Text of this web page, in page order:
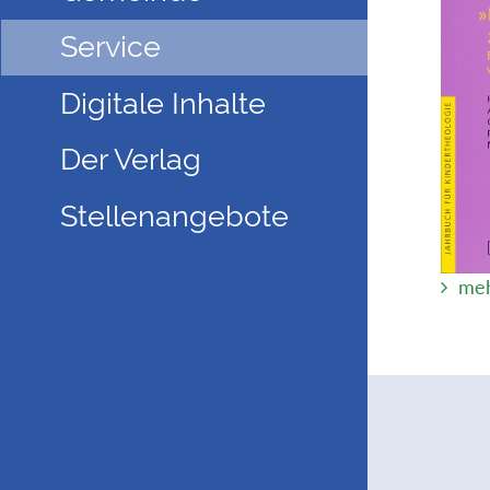
Service
Digitale Inhalte
Der Verlag
Stellenangebote